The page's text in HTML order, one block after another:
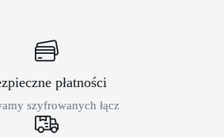
płatności
szyfrowanych łącz